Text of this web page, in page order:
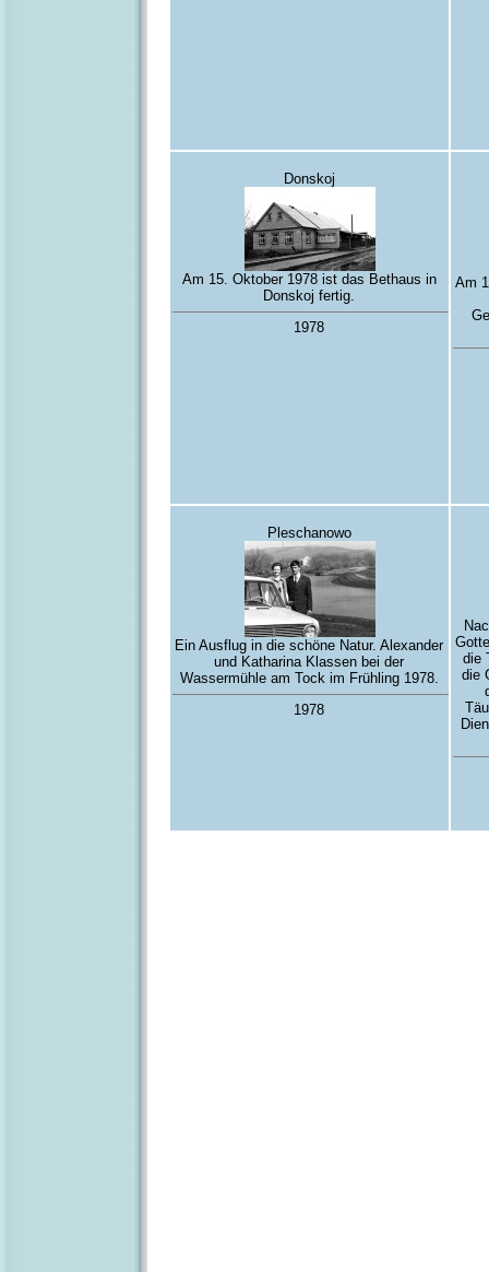
Donskoj
Am 15. Oktober 1978 ist das Bethaus in
Donskoj fertig.
1978
Am
Pleschanowo
Ein Ausflug in die schöne Natur. Alexander
und Katharina Klassen bei der
Wassermühle am Tock im Frühling 1978.
1978
die
die